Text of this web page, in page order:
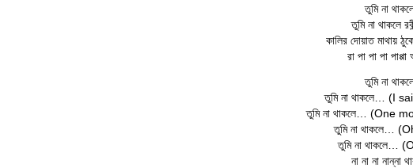
তুমি না
তুমি না থাকলে
কালির দোয়াত মাথায়
রা পা পা পা
তুমি না
তুমি না থাকলে… (I
তুমি না থাকলে… (One
তুমি না থাকলে…
তুমি না থাকলে…
না না না নান্না